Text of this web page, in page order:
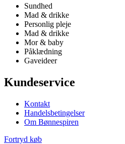
Sundhed
Mad & drikke
Personlig pleje
Mad & drikke
Mor & baby
Påklædning
Gaveideer
Kundeservice
Kontakt
Handelsbetingelser
Om Bønnespiren
Fortryd køb